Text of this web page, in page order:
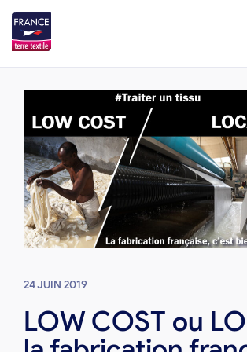
24 JUIN 2019
LOW COST ou